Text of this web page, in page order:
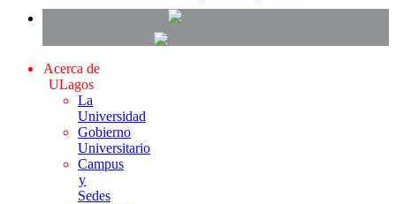
Acerca de
ULagos
La
Universidad
Gobierno
Universitario
Campus
y
Sedes